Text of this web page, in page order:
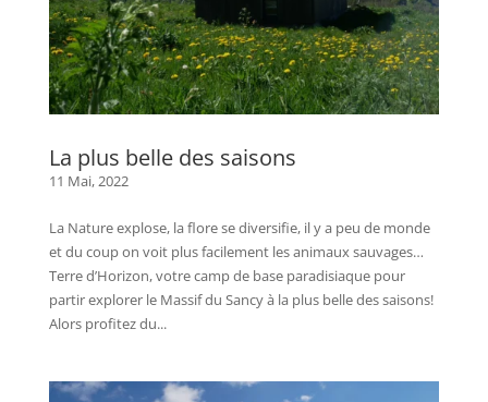
La plus belle des saisons
11 Mai, 2022
La Nature explose, la flore se diversifie, il y a peu de monde
et du coup on voit plus facilement les animaux sauvages…
Terre d’Horizon, votre camp de base paradisiaque pour
partir explorer le Massif du Sancy à la plus belle des saisons!
Alors profitez du...